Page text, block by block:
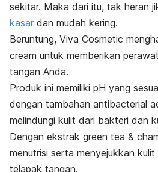
sekitar. Maka dari itu, tak heran
kasar dan mudah kering.
Beruntung, Viva Cosmetic
cream untuk memberikan
tangan Anda.
Produk ini memiliki pH yang
dengan tambahan antibacterial
melindungi kulit dari bakteri dan
Dengan ekstrak green tea &
menutrisi serta menyejukkan
telapak tangan.